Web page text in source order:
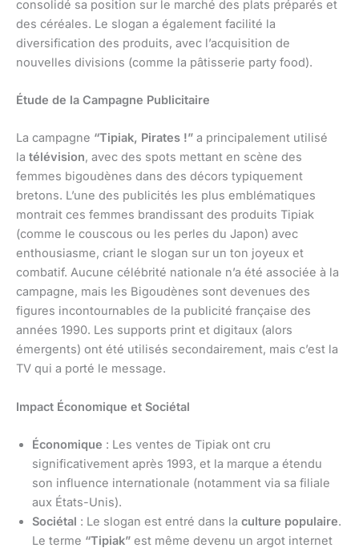
consolidé sa position sur le marché des plats préparés et
des céréales. Le slogan a également facilité la
diversification des produits, avec l’acquisition de
nouvelles divisions (comme la pâtisserie party food).
Étude de la Campagne Publicitaire
La campagne “Tipiak, Pirates !” a principalement utilisé
la télévision, avec des spots mettant en scène des
femmes bigoudènes dans des décors typiquement
bretons. L’une des publicités les plus emblématiques
montrait ces femmes brandissant des produits Tipiak
(comme le couscous ou les perles du Japon) avec
enthousiasme, criant le slogan sur un ton joyeux et
combatif. Aucune célébrité nationale n’a été associée à la
campagne, mais les Bigoudènes sont devenues des
figures incontournables de la publicité française des
années 1990. Les supports print et digitaux (alors
émergents) ont été utilisés secondairement, mais c’est la
TV qui a porté le message.
Impact Économique et Sociétal
Économique : Les ventes de Tipiak ont cru
significativement après 1993, et la marque a étendu
son influence internationale (notamment via sa filiale
aux États-Unis).
Sociétal : Le slogan est entré dans la culture populaire.
Le terme “Tipiak” est même devenu un argot internet